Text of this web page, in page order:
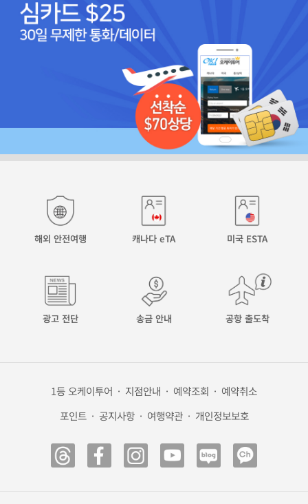
해외 안전여행 캐나다 eTA 미국 ESTA
광고 전단 송금 안내 공항 출도착
1등 오케이투어 · 지점안내 · 예약조회 · 예약취소
포인트 · 공지사항 · 여행약관 · 개인정보보호